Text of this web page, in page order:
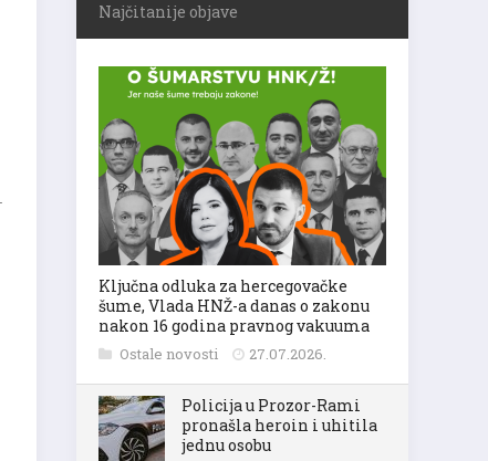
Najčitanije objave
Ključna odluka za hercegovačke
šume, Vlada HNŽ-a danas o zakonu
nakon 16 godina pravnog vakuuma
Ostale novosti 27.07.2026.
Policija u Prozor-Rami
pronašla heroin i uhitila
jednu osobu